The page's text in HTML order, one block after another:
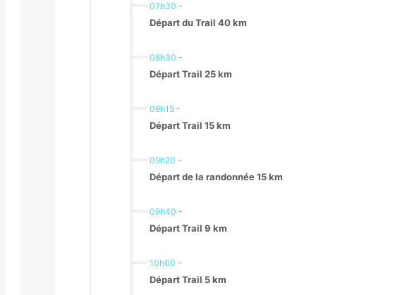
07h30 -
Départ du Trail 40 km
08h30 -
Départ Trail 25 km
09h15 -
Départ Trail 15 km
09h20 -
Départ de la randonnée 15 km
09h40 -
Départ Trail 9 km
10h00 -
Départ Trail 5 km